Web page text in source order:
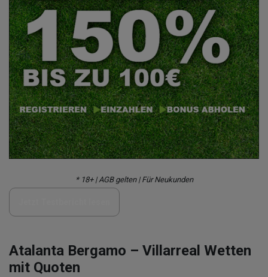
* 18+ | AGB gelten | Für Neukunden
Atalanta Bergamo – Villarreal Wetten
mit Quoten